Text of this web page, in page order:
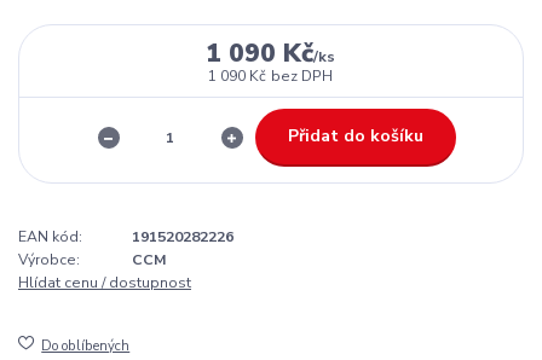
1 090 Kč/ks
1 090 Kč bez DPH
Přidat do košíku
EAN kód:
191520282226
Výrobce:
CCM
Hlídat cenu / dostupnost
Do oblíbených